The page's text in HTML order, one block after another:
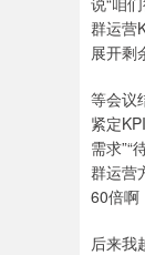
群运营
展开剩
等会议
紧定
需求”“
群运营
60倍啊
后来我